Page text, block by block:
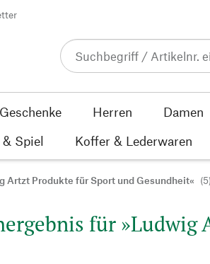
Geschenke Herren Damen
Spiel
Koffer & Lederwaren
Artzt Produkte für Sport und Gesundheit« (5)
für »Ludwig